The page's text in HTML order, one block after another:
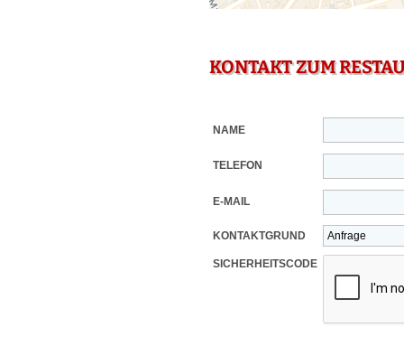
KONTAKT ZUM
NAME
TELEFON
E-MAIL
KONTAKTGRUND
SICHERHEITSCODE